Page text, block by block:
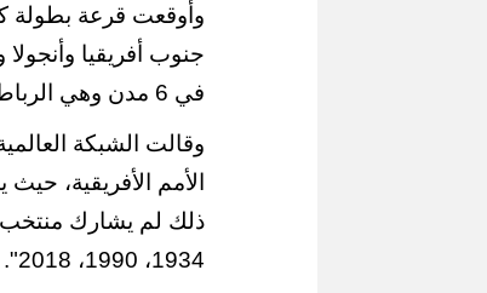
وأوقعت قرعة بطولة
جنوب أفريقيا
في 6 مدن وهي الرباط والدار البيضاء ومراكش وأغادير وفاس وطنجة.
وقالت الشبكة
ذلك لم يشارك
1934، 1990، 2018".